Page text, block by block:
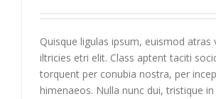
Quisque ligulas ipsum, euismod atras
iltricies etri elit. Class aptent taciti
torquent per conubia nostra, per
himenaeos. Nulla nunc dui, tristique